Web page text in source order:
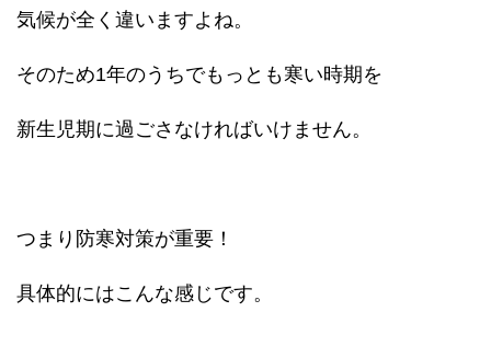
気候が全く違いますよね。
そのため1年のうちでもっとも寒い時期を
新生児期に過ごさなければいけません。
つまり防寒対策が重要！
具体的にはこんな感じです。